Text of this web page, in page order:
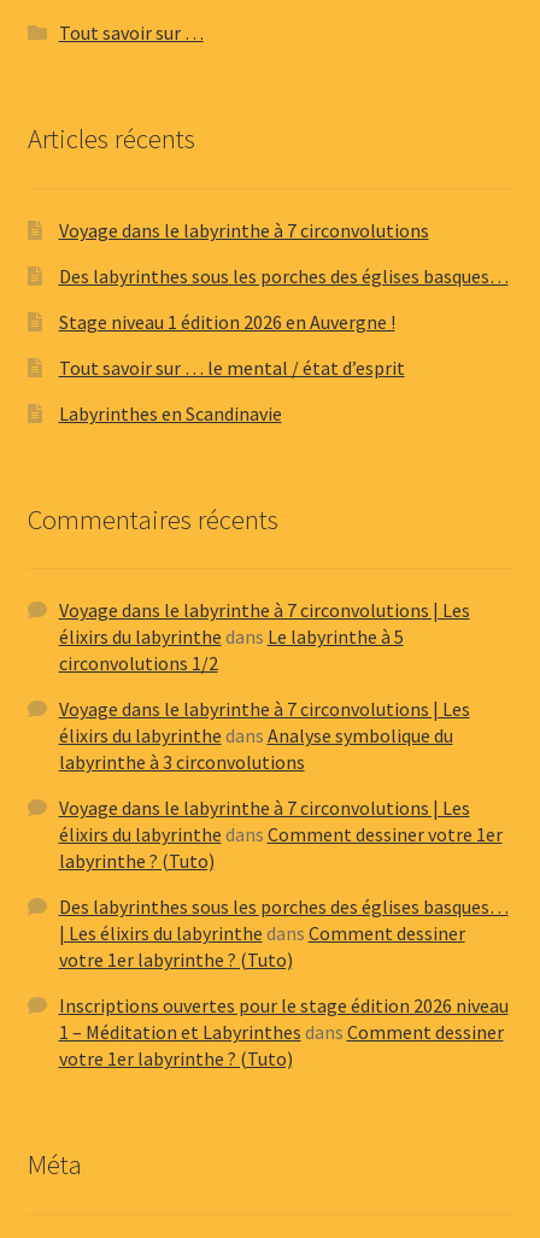
Tout savoir sur …
Articles récents
Voyage dans le labyrinthe à 7 circonvolutions
Des labyrinthes sous les porches des églises basques…
Stage niveau 1 édition 2026 en Auvergne !
Tout savoir sur … le mental / état d’esprit
Labyrinthes en Scandinavie
Commentaires récents
Voyage dans le labyrinthe à 7 circonvolutions | Les
élixirs du labyrinthe dans Le labyrinthe à 5
circonvolutions 1/2
Voyage dans le labyrinthe à 7 circonvolutions | Les
élixirs du labyrinthe dans Analyse symbolique du
labyrinthe à 3 circonvolutions
Voyage dans le labyrinthe à 7 circonvolutions | Les
élixirs du labyrinthe dans Comment dessiner votre 1er
labyrinthe ? (Tuto)
Des labyrinthes sous les porches des églises basques…
| Les élixirs du labyrinthe dans Comment dessiner
votre 1er labyrinthe ? (Tuto)
Inscriptions ouvertes pour le stage édition 2026 niveau
1 – Méditation et Labyrinthes dans Comment dessiner
votre 1er labyrinthe ? (Tuto)
Méta